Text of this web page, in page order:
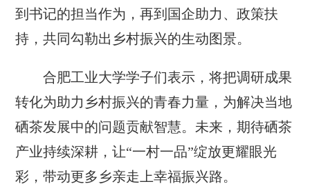
到书记的担当作为，再到国企助力、政策扶
持，共同勾勒出乡村振兴的生动图景。
合肥工业大学学子们表示，将把调研成果
转化为助力乡村振兴的青春力量，为解决当地
硒茶发展中的问题贡献智慧。未来，期待硒茶
产业持续深耕，让“一村一品”绽放更耀眼光
彩，带动更多乡亲走上幸福振兴路。